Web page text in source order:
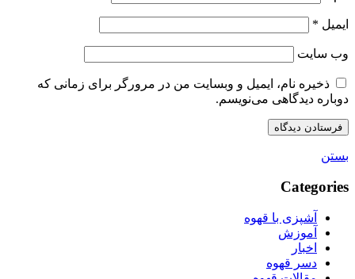
ایمیل *
وب‌ سایت
ذخیره نام، ایمیل و وبسایت من در مرورگر برای زمانی که
دوباره دیدگاهی می‌نویسم.
بستن
Categories
آشپزی با قهوه
آموزش
اخبار
دسر قهوه